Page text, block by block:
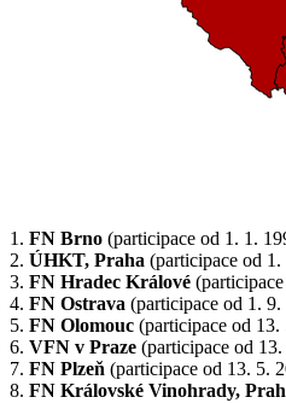
1. FN Brno (participace od 1. 1.
2. ÚHKT, Praha (participace od
3. FN Hradec Králové
4. FN Ostrava (participace od 1. 9.
5. FN Olomouc (participace od 13.
6. VFN v Praze (participace od
7. FN Plzeň (participace od 13. 5.
8. FN Královské Vinohrady,